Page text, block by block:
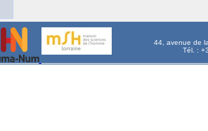
44, avenue de
Tél. :